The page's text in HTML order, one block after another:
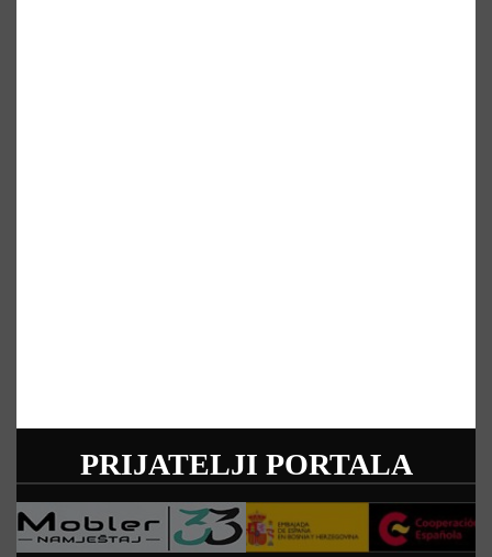
PRIJATELJI PORTALA